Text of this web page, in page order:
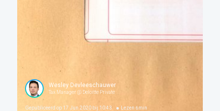
Wesley Devleeschauwer
Tax Manager @ Deloitte Private
Gepubliceerd op 17 Jun 2020 bij 10:43 Lezen 6min